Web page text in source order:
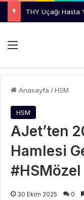
THY Uçağı Hasta
Menü
Anasayfa /HSM
HSM
AJet’ten
Hamlesi
#HSMözel
30 Ekim 2025 0